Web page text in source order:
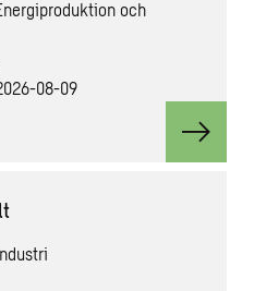
och
08-09
View